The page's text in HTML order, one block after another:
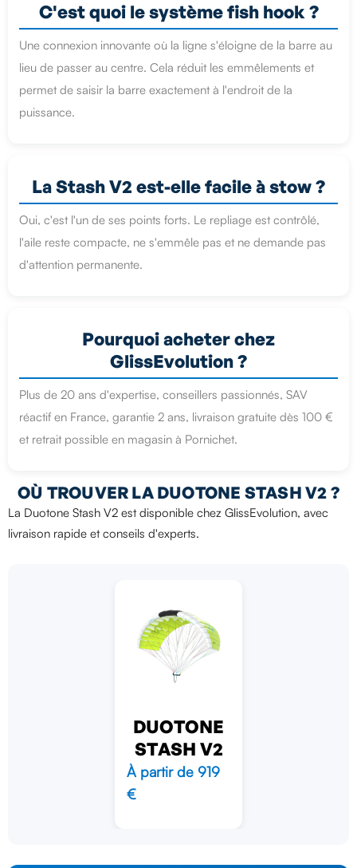
C'est quoi le système fish hook ?
Une connexion innovante où la ligne s'éloigne de la barre au
lieu de passer au centre. Cela réduit les emmêlements et
permet de saisir la barre exactement à l'endroit de la
puissance.
La Stash V2 est-elle facile à stow ?
Oui, c'est l'un de ses points forts. Le repliage est contrôlé,
l'aile reste compacte, ne s'emmêle pas et ne demande pas
d'attention permanente.
Pourquoi acheter chez
GlissEvolution ?
Plus de 20 ans d'expertise, conseillers passionnés, SAV
réactif en France, garantie 2 ans, livraison gratuite dès 100 €
et retrait possible en magasin à Pornichet.
OÙ TROUVER LA DUOTONE STASH V2 ?
La Duotone Stash V2 est disponible chez GlissEvolution, avec
livraison rapide et conseils d'experts.
DUOTONE
STASH V2
À partir de 919
€